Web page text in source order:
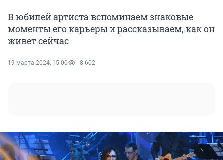
В юбилей артиста вспоминаем знаковые
моменты его карьеры и рассказываем, как он
живет сейчас
19 марта 2024, 15:00 8 602